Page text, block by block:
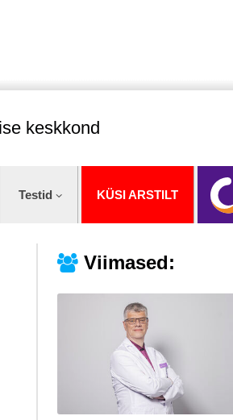
keskkond
Testid KÜSI ARSTILT
Viimased: